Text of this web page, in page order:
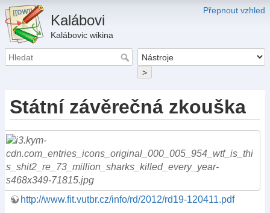
Přepnout vzhled
Kalábovi
Kalábovic wikina
>
Státní závěrečná zkouška
http://www.fit.vutbr.cz/info/rd/2012/rd19-120411.pdf